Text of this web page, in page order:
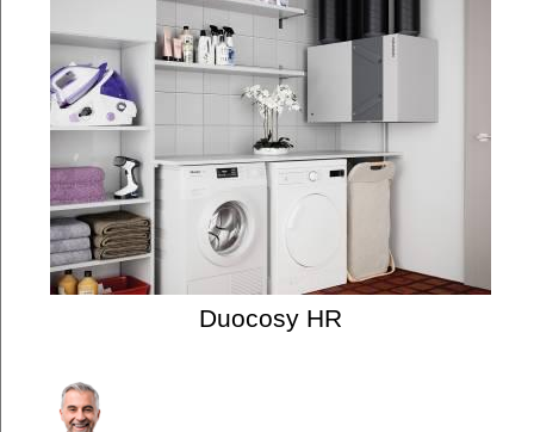
Duocosy HR